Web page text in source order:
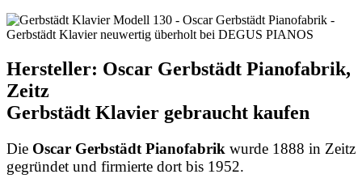
Hersteller: Oscar Gerbstädt Pianofabrik,
Zeitz
Gerbstädt Klavier gebraucht kaufen
Die Oscar Gerbstädt Pianofabrik wurde 1888 in Zeitz
gegründet und firmierte dort bis 1952.